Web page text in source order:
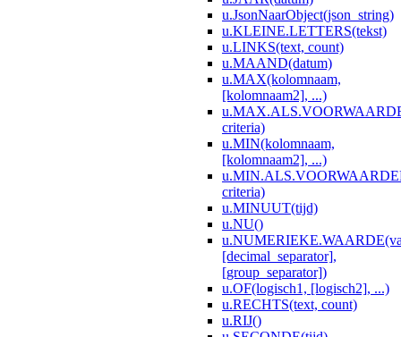
u.JsonNaarObject(json_string)
u.KLEINE.LETTERS(tekst)
u.LINKS(text, count)
u.MAAND(datum)
u.MAX(kolomnaam,
[kolomnaam2], ...)
criteria)
u.MIN(kolomnaam,
[kolomnaam2], ...)
criteria)
u.MINUUT(tijd)
u.NU()
[decimal_separator],
[group_separator])
u.OF(logisch1, [logisch2], ...)
u.RECHTS(text, count)
u.RIJ()